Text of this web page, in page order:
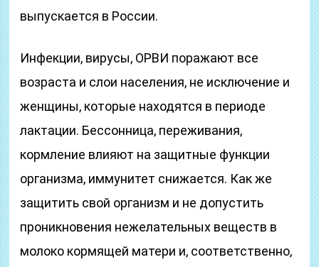
выпускается в России.
Инфекции, вирусы, ОРВИ поражают все
возраста и слои населения, не исключение и
женщины, которые находятся в периоде
лактации. Бессонница, переживания,
кормление влияют на защитные функции
организма, иммунитет снижается. Как же
защитить свой организм и не допустить
проникновения нежелательных веществ в
молоко кормящей матери и, соответственно,